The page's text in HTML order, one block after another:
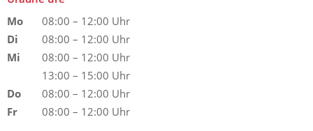
Mo
08:00 – 12:00 Uhr
Di
08:00 – 12:00 Uhr
Mi
08:00 – 12:00 Uhr
13:00 – 15:00 Uhr
Do
08:00 – 12:00 Uhr
Fr
08:00 – 12:00 Uhr